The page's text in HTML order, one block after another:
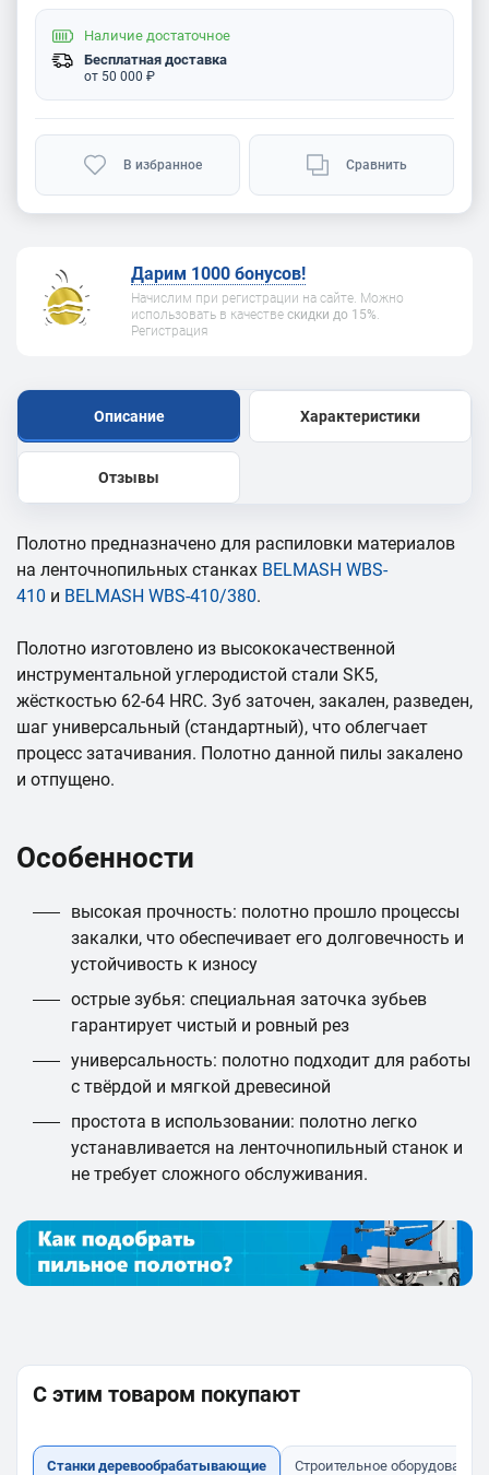
Наличие достаточное
Бесплатная доставка
от 50 000 ₽
В избранное Сравнить
Дарим 1000 бонусов!
Начислим при регистрации на сайте. Можно
использовать в качестве скидки до 15%.
Регистрация
Описание Характеристики
Отзывы
Полотно предназначено для распиловки материалов
на ленточнопильных станках BELMASH WBS-
410 и BELMASH WBS-410/380.
Полотно изготовлено из высококачественной
инструментальной углеродистой стали SK5,
жёсткостью 62-64 HRC. Зуб заточен, закален, разведен,
шаг универсальный (стандартный), что облегчает
процесс затачивания. Полотно данной пилы закалено
и отпущено.
Особенности
высокая прочность: полотно прошло процессы
закалки, что обеспечивает его долговечность и
устойчивость к износу
острые зубья: специальная заточка зубьев
гарантирует чистый и ровный рез
универсальность: полотно подходит для работы
с твёрдой и мягкой древесиной
простота в использовании: полотно легко
устанавливается на ленточнопильный станок и
не требует сложного обслуживания.
С этим товаром покупают
Станки деревообрабатывающие Строительное оборудование